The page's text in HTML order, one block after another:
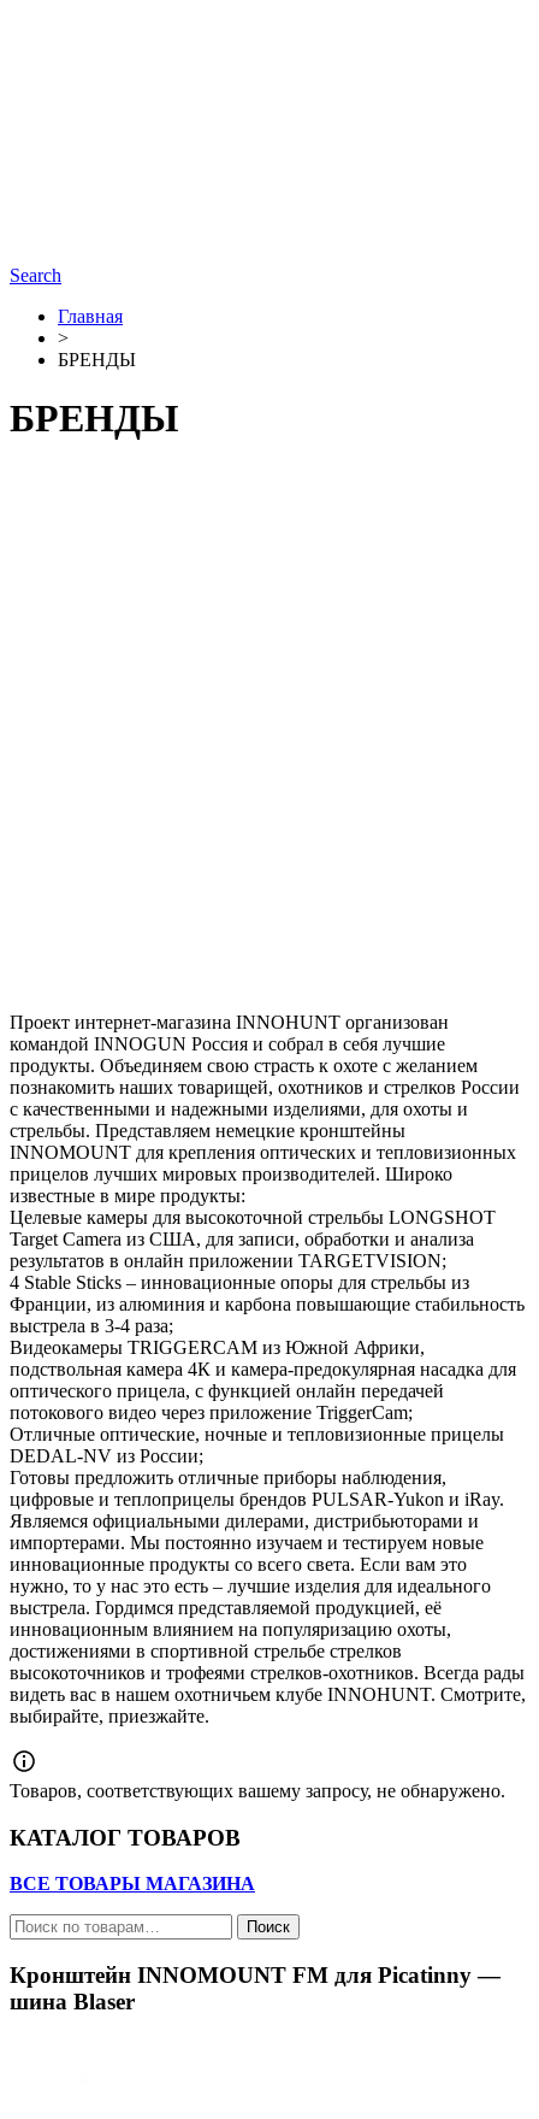
Search
Главная
>
БРЕНДЫ
БРЕНДЫ
Проект интернет-магазина INNOHUNT организован
командой INNOGUN Россия и собрал в себя лучшие
продукты. Объединяем свою страсть к охоте с желанием
познакомить наших товарищей, охотников и стрелков России
с качественными и надежными изделиями, для охоты и
стрельбы. Представляем немецкие кронштейны
INNOMOUNT для крепления оптических и тепловизионных
прицелов лучших мировых производителей. Широко
известные в мире продукты:
Целевые камеры для высокоточной стрельбы LONGSHOT
Target Camera из США, для записи, обработки и анализа
результатов в онлайн приложении TARGETVISION;
4 Stable Sticks – инновационные опоры для стрельбы из
Франции, из алюминия и карбона повышающие стабильность
выстрела в 3-4 раза;
Видеокамеры TRIGGERCAM из Южной Африки,
подствольная камера 4К и камера-предокулярная насадка для
оптического прицела, с функцией онлайн передачей
потокового видео через приложение TriggerCam;
Отличные оптические, ночные и тепловизионные прицелы
DEDAL-NV из России;
Готовы предложить отличные приборы наблюдения,
цифровые и теплоприцелы брендов PULSAR-Yukon и iRay.
Являемся официальными дилерами, дистрибьюторами и
импортерами. Мы постоянно изучаем и тестируем новые
инновационные продукты со всего света. Если вам это
нужно, то у нас это есть – лучшие изделия для идеального
выстрела. Гордимся представляемой продукцией, её
инновационным влиянием на популяризацию охоты,
достижениями в спортивной стрельбе стрелков
высокоточников и трофеями стрелков-охотников. Всегда рады
видеть вас в нашем охотничьем клубе INNOHUNT. Смотрите,
выбирайте, приезжайте.
Товаров, соответствующих вашему запросу, не обнаружено.
КАТАЛОГ ТОВАРОВ
ВСЕ ТОВАРЫ МАГАЗИНА
Искать:
Поиск
Кронштейн INNOMOUNT FM для Picatinny —
шина Blaser